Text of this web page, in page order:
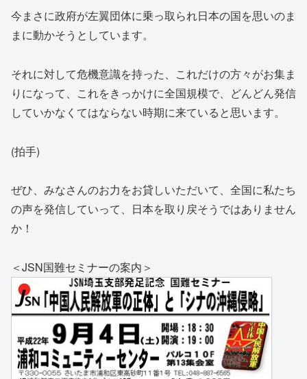
今まさに政府が左翼団体に乗っ取られ日本の国を思いのま
まに動かそうとしています。
それに対して危機意識を持った、これだけの方々がお集ま
りになって、これをきっかけに全国規模で、どんどん発信
していかなくてはならない時期に来ていると思います。
(拍手)
ぜひ、みなさんのお力をお貸しいただいて、全国に私たち
の声を発信していって、日本を取り戻そうではありません
か！
＜JSN国難セミナーの案内＞